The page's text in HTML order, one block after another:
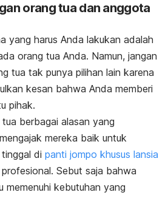
orang tua dan anggota
yang harus Anda lakukan adalah
orang tua Anda. Namun, jangan
tua tak punya pilihan lain karena
kesan bahwa Anda memberi
pihak.
berbagai alasan yang
mereka baik untuk
di panti jompo khusus lansia
Sebut saja bahwa
memenuhi kebutuhan yang